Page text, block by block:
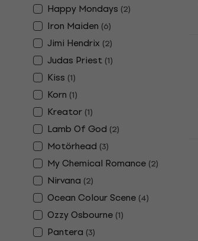
Happy Mondays (2)
Iron Maiden (6)
Jimi Hendrix (2)
Judas Priest (1)
Kiss (1)
Korn (1)
Kreator (1)
Lamb Of God (2)
Motörhead (3)
My Chemical Romance (2)
Nirvana (2)
Ocean Colour Scene (4)
Ozzy Osbourne (1)
Pantera (3)